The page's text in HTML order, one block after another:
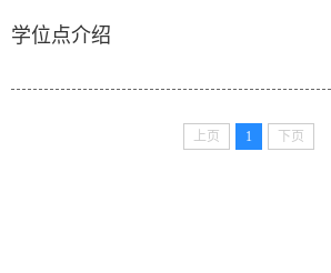
学位点介绍
上页 1 下页